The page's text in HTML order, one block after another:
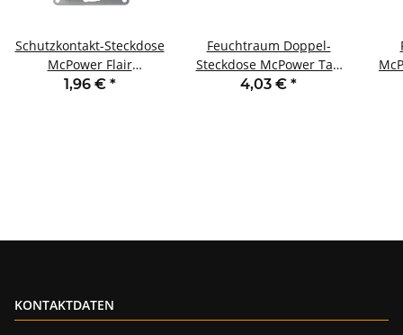
Schutzkontakt-Steckdose
McPower Flair
250V~/16A UP
1,96 € *
Feuchtraum Doppel-
Steckdose McPower Taff
250V~/16A IP44 AP grau
4,03 € *
KONTAKTDATEN